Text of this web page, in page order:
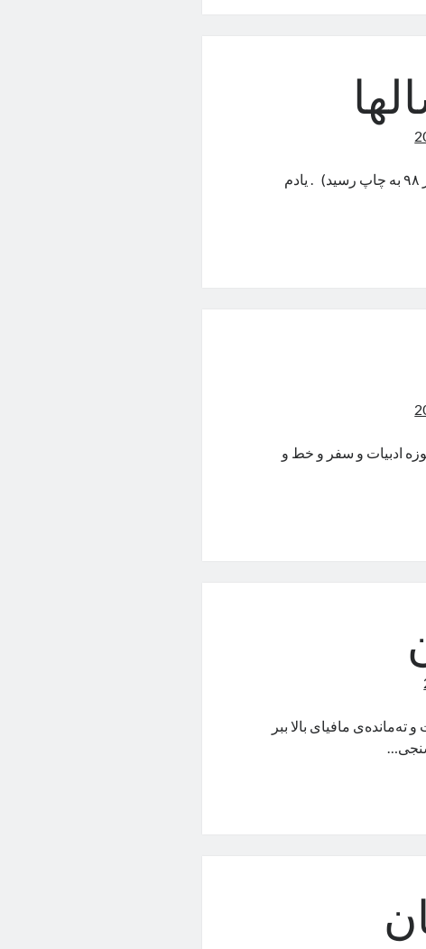
(این مطلب در صفحه یازده روزنامه هفت صبح به تاریخ ۱۱ شهریور ۹۸ به چاپ رسید) . یادم
ادبیات و سفر و خط و
مافیای بالا ببر